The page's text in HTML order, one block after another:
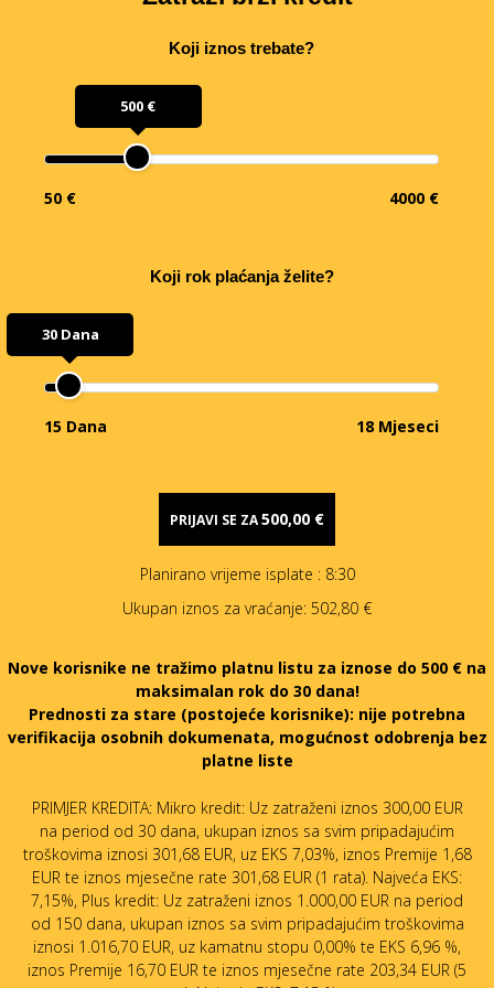
Koji iznos trebate?
500 €
50 € 4000 €
Koji rok plaćanja želite?
30 Dana
15 Dana 18 Mjeseci
PRIJAVI SE ZA500,00 €
Planirano vrijeme isplate : 8:30
Ukupan iznos za vraćanje: 502,80 €
Nove korisnike ne tražimo platnu listu za iznose do 500 € na
maksimalan rok do 30 dana!
Prednosti za stare (postojeće korisnike): nije potrebna
verifikacija osobnih dokumenata, mogućnost odobrenja bez
platne liste
PRIMJER KREDITA: Mikro kredit: Uz zatraženi iznos 300,00 EUR
na period od 30 dana, ukupan iznos sa svim pripadajućim
troškovima iznosi 301,68 EUR, uz EKS 7,03%, iznos Premije 1,68
EUR te iznos mjesečne rate 301,68 EUR (1 rata). Najveća EKS:
7,15%, Plus kredit: Uz zatraženi iznos 1.000,00 EUR na period
od 150 dana, ukupan iznos sa svim pripadajućim troškovima
iznosi 1.016,70 EUR, uz kamatnu stopu 0,00% te EKS 6,96 %,
iznos Premije 16,70 EUR te iznos mjesečne rate 203,34 EUR (5